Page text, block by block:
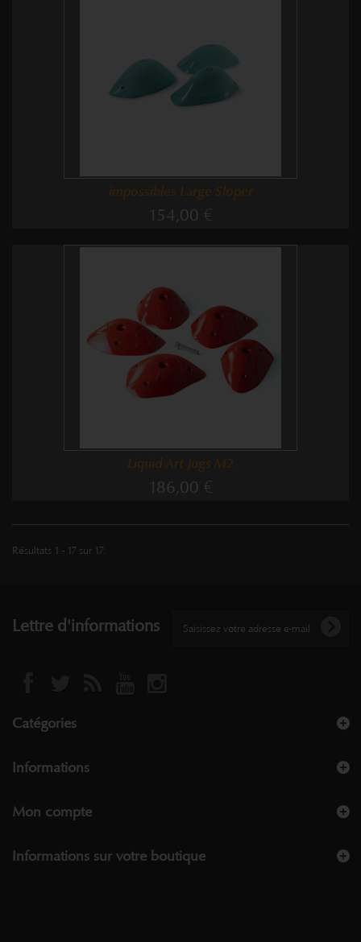
impossibles Large Sloper
154,00 €
Liquid Art Jugs M2
186,00 €
Résultats 1 - 17 sur 17.
Lettre d'informations
Catégories
Informations
Mon compte
Informations sur votre boutique